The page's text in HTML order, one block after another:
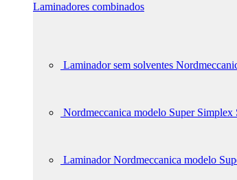
Laminadores combinados
Laminador sem solventes
Nordmeccanica modelo Super Simplex
Laminador Nordmeccanica modelo